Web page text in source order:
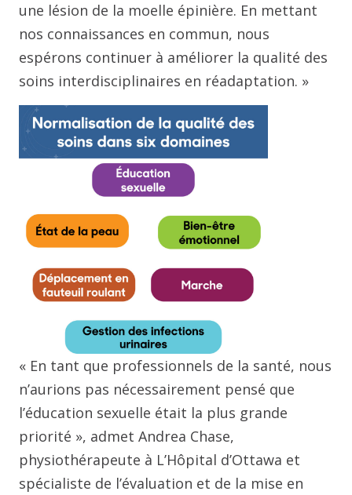
une lésion de la moelle épinière. En mettant
nos connaissances en commun, nous
espérons continuer à améliorer la qualité des
soins interdisciplinaires en réadaptation. »
« En tant que professionnels de la santé, nous
n’aurions pas nécessairement pensé que
l’éducation sexuelle était la plus grande
priorité », admet Andrea Chase,
physiothérapeute à L’Hôpital d’Ottawa et
spécialiste de l’évaluation et de la mise en